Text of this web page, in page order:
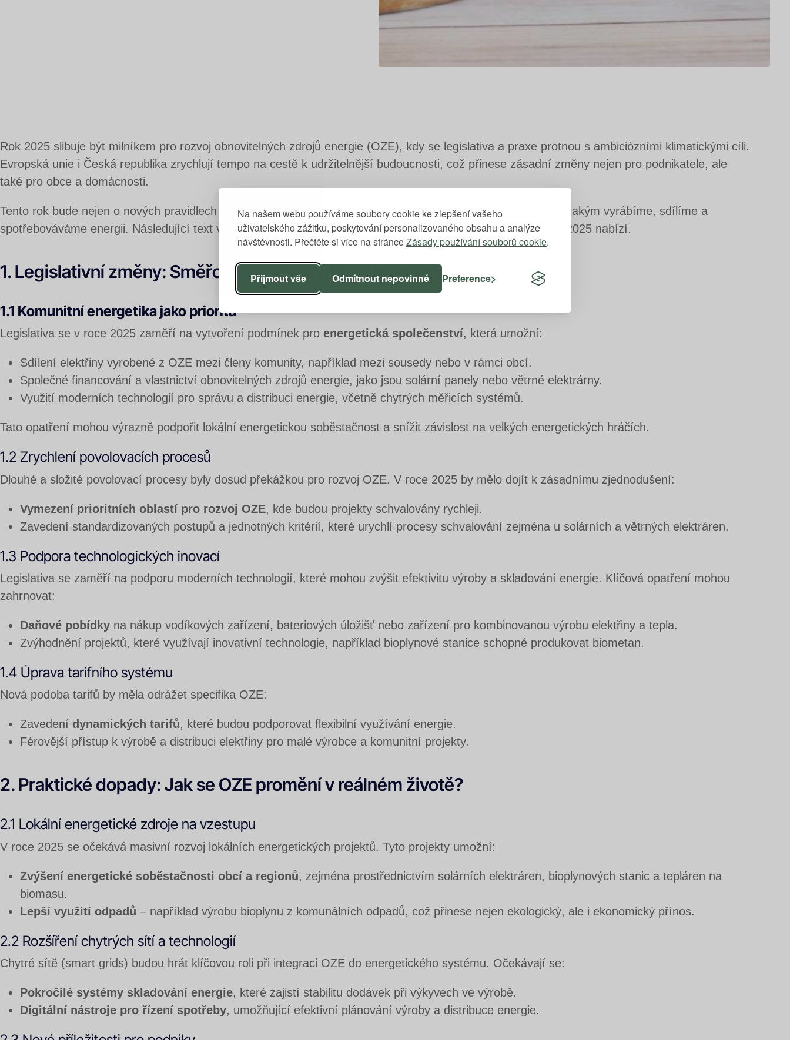
Na našem webu používáme soubory cookie ke zlepšení vašeho
uživatelského zážitku, poskytování personalizovaného obsahu a analýze
návštěvnosti. Přečtěte si více na stránceZásady používání souborů cookie.
Přijmout vše Odmítnout nepovinné Preference
Rok 2025 slibuje být milníkem pro rozvoj obnovitelných zdrojů energie (OZE), kdy se legislativa a praxe protnou s ambiciózními klimatickými cíli.
Evropská unie i Česká republika zrychlují tempo na cestě k udržitelnější budoucnosti, což přinese zásadní změny nejen pro podnikatele, ale
také pro obce a domácnosti.
Tento rok bude nejen o nových pravidlech a technologiích, ale i o příležitostech, které mohou změnit způsob, jakým vyrábíme, sdílíme a
spotřebováváme energii. Následující text vás provede klíčovými novinkami, výzvami i potenciálem, který rok 2025 nabízí.
1. Legislativní změny: Směřování k efektivitě a decentralizaci
1.1 Komunitní energetika jako priorita
Legislativa se v roce 2025 zaměří na vytvoření podmínek pro energetická společenství, která umožní:
Sdílení elektřiny vyrobené z OZE mezi členy komunity, například mezi sousedy nebo v rámci obcí.
Společné financování a vlastnictví obnovitelných zdrojů energie, jako jsou solární panely nebo větrné elektrárny.
Využití moderních technologií pro správu a distribuci energie, včetně chytrých měřicích systémů.
Tato opatření mohou výrazně podpořit lokální energetickou soběstačnost a snížit závislost na velkých energetických hráčích.
1.2 Zrychlení povolovacích procesů
Dlouhé a složité povolovací procesy byly dosud překážkou pro rozvoj OZE. V roce 2025 by mělo dojít k zásadnímu zjednodušení:
Vymezení prioritních oblastí pro rozvoj OZE, kde budou projekty schvalovány rychleji.
Zavedení standardizovaných postupů a jednotných kritérií, které urychlí procesy schvalování zejména u solárních a větrných elektráren.
1.3 Podpora technologických inovací
Legislativa se zaměří na podporu moderních technologií, které mohou zvýšit efektivitu výroby a skladování energie. Klíčová opatření mohou
zahrnovat:
Daňové pobídky na nákup vodíkových zařízení, bateriových úložišť nebo zařízení pro kombinovanou výrobu elektřiny a tepla.
Zvýhodnění projektů, které využívají inovativní technologie, například bioplynové stanice schopné produkovat biometan.
1.4 Úprava tarifního systému
Nová podoba tarifů by měla odrážet specifika OZE:
Zavedení dynamických tarifů, které budou podporovat flexibilní využívání energie.
Férovější přístup k výrobě a distribuci elektřiny pro malé výrobce a komunitní projekty.
2. Praktické dopady: Jak se OZE promění v reálném životě?
2.1 Lokální energetické zdroje na vzestupu
V roce 2025 se očekává masivní rozvoj lokálních energetických projektů. Tyto projekty umožní:
Zvýšení energetické soběstačnosti obcí a regionů, zejména prostřednictvím solárních elektráren, bioplynových stanic a tepláren na
biomasu.
Lepší využití odpadů – například výrobu bioplynu z komunálních odpadů, což přinese nejen ekologický, ale i ekonomický přínos.
2.2 Rozšíření chytrých sítí a technologií
Chytré sítě (smart grids) budou hrát klíčovou roli při integraci OZE do energetického systému. Očekávají se:
Pokročilé systémy skladování energie, které zajistí stabilitu dodávek při výkyvech ve výrobě.
Digitální nástroje pro řízení spotřeby, umožňující efektivní plánování výroby a distribuce energie.